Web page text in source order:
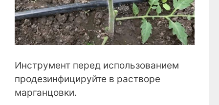
Инструмент перед использованием
продезинфицируйте в растворе
марганцовки.